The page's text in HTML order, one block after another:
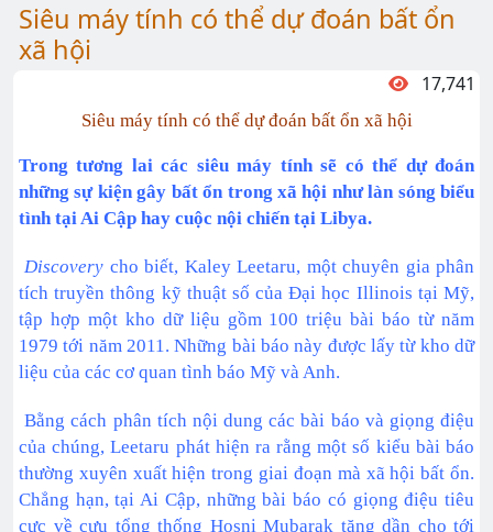
Siêu máy tính có thể dự đoán bất ổn
xã hội
17,741
Siêu máy tính có thể dự đoán bất ổn xã hội
Trong tương lai các siêu máy tính sẽ có thể dự đoán
những sự kiện gây bất ổn trong xã hội như làn sóng biểu
tình tại Ai Cập hay cuộc nội chiến tại Libya.
Discovery cho biết, Kaley Leetaru, một chuyên gia phân
tích truyền thông kỹ thuật số của Đại học Illinois tại Mỹ,
tập hợp một kho dữ liệu gồm 100 triệu bài báo từ năm
1979 tới năm 2011. Những bài báo này được lấy từ kho dữ
liệu của các cơ quan tình báo Mỹ và Anh.
Bằng cách phân tích nội dung các bài báo và giọng điệu
của chúng, Leetaru phát hiện ra rằng một số kiểu bài báo
thường xuyên xuất hiện trong giai đoạn mà xã hội bất ổn.
Chẳng hạn, tại Ai Cập, những bài báo có giọng điệu tiêu
cực về cựu tổng thống Hosni Mubarak tăng dần cho tới